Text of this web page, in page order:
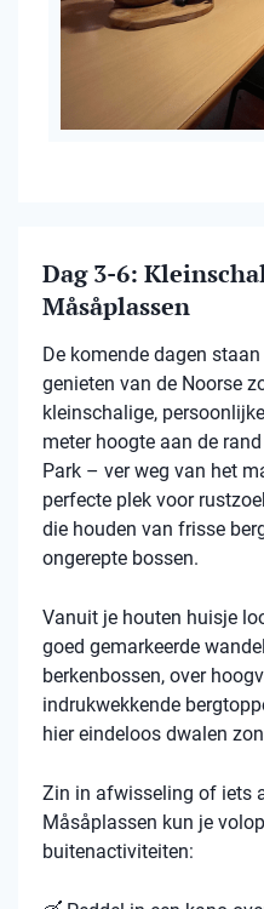
Dag 3-6:
Måsåplassen
De komende dagen
genieten van de Noorse
kleinschalige,
meter hoogte aan de
Park – ver weg van het
perfecte plek voor
die houden van frisse
ongerepte bossen.
Vanuit je houten huisje
goed gemarkeerde
berkenbossen, over
indrukwekkende
hier eindeloos dwalen
Zin in afwisseling of iets
Måsåplassen kun je
buitenactiviteiten: